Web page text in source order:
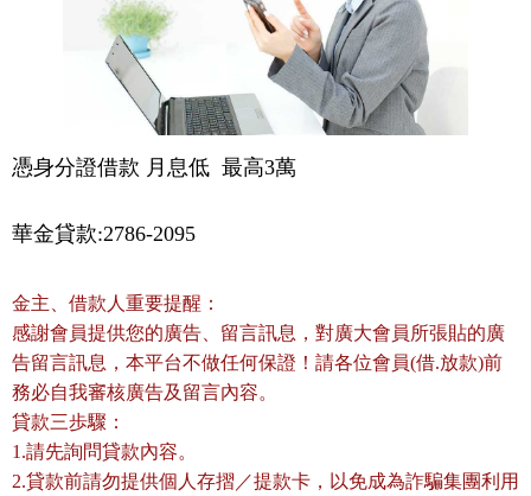
憑身分證借款 月息低  最高3萬
華金貸款:2786-2095
金主、借款人重要提醒：
感謝會員提供您的廣告、留言訊息，對廣大會員所張貼的廣
告留言訊息，本平台不做任何保證！請各位會員(借.放款)前
務必自我審核廣告及留言內容。
貸款三歩驟：
1.請先詢問貸款內容。
2.貸款前請勿提供個人存摺／提款卡，以免成為詐騙集團利用